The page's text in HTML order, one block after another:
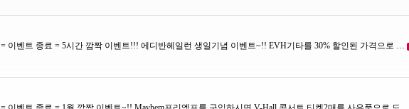
= 이벤트 종료 = 5시간 깜짝 이벤트!!! 에디반헤일런 생일기념 이벤트~!! EVH기타를 30% 할인된 가격으로 …